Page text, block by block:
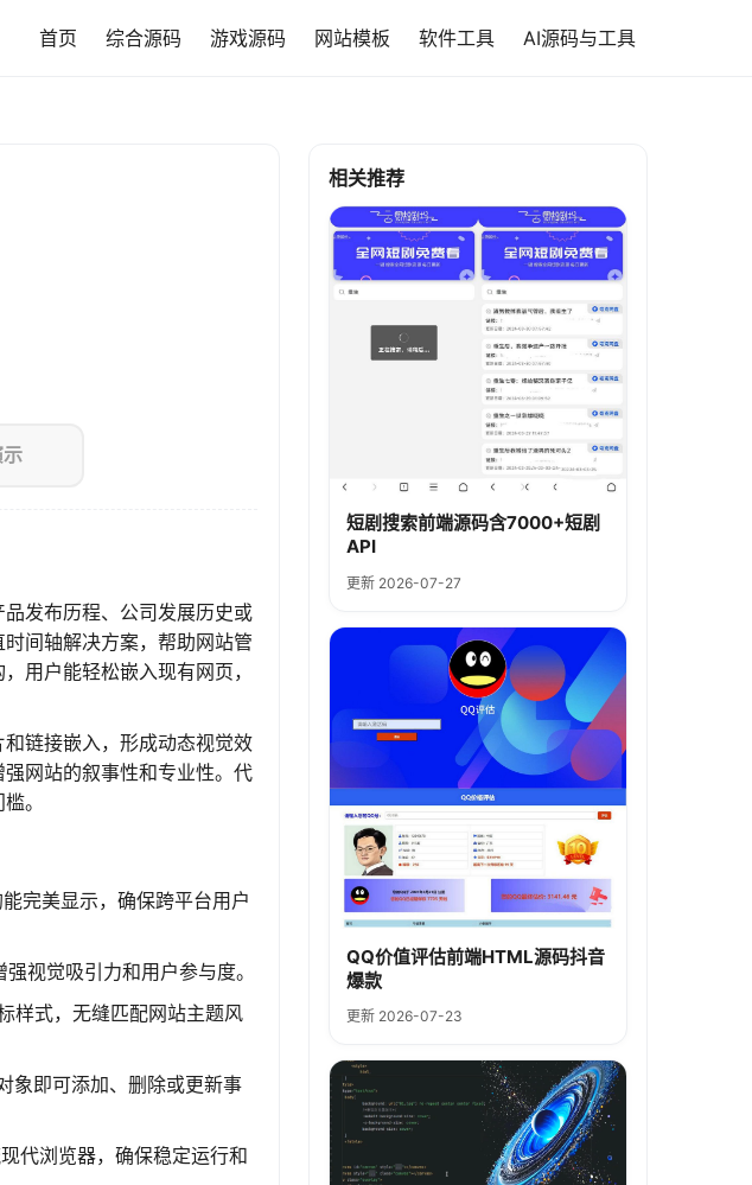
首页 综合源码 游戏源码 网站模板 软件工具 AI源码与工具
发布历程、公司发展历史或
间轴解决方案，帮助网站管
用户能轻松嵌入现有网页，
链接嵌入，形成动态视觉效
网站的叙事性和专业性。代
。
完美显示，确保跨平台用户
视觉吸引力和用户参与度。
样式，无缝匹配网站主题风
象即可添加、删除或更新事
代浏览器，确保稳定运行和
相关推荐
短剧搜索前端源码含7000+短剧
API
更新 2026-07-27
QQ价值评估前端HTML源码抖音
爆款
更新 2026-07-23